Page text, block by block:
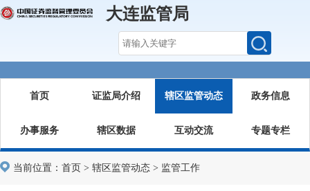
大连监管局
首页 证监局介绍 辖区监管动态 政务信息
办事服务 辖区数据 互动交流 专题专栏
当前位置： 首页 > 辖区监管动态 > 监管工作